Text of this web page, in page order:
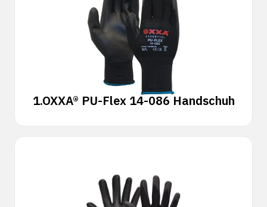
1.OXXA® PU-Flex 14-086 Handschuh